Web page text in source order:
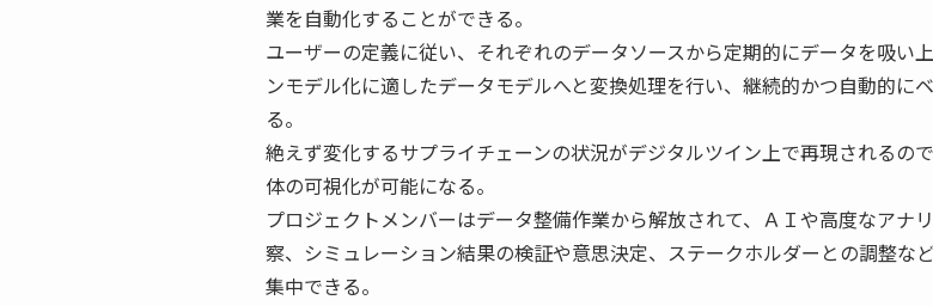
業を自動化することができる。
ユーザーの定義に従い、それぞれのデータソースから定期的にデータを吸い
ンモデル化に適したデータモデルへと変換処理を行い、継続的かつ自動的に
る。
絶えず変化するサプライチェーンの状況がデジタルツイン上で再現されるの
体の可視化が可能になる。
プロジェクトメンバーはデータ整備作業から解放されて、ＡＩや高度なアナ
察、シミュレーション結果の検証や意思決定、ステークホルダーとの調整な
集中できる。